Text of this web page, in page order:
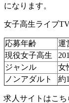
になります。
女子高生ライブ
応募年齢 運
現役女子高生
ジャンル
女
ノンアダルト
約
求人サイトはこち